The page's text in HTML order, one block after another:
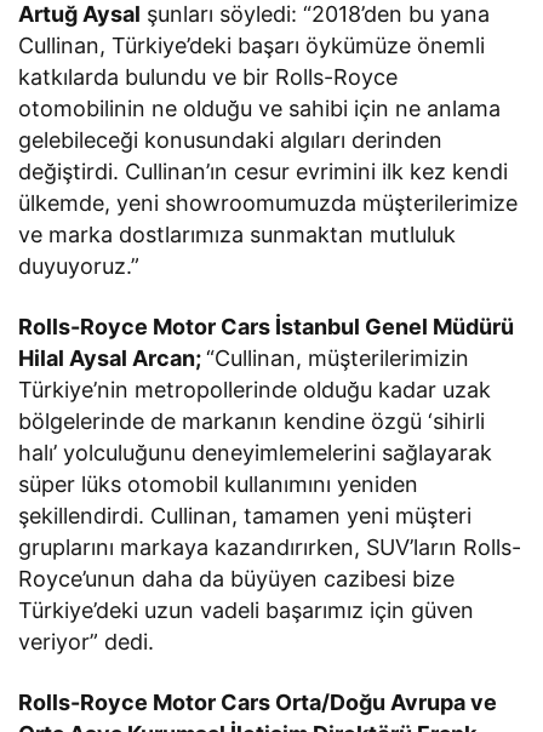
Artuğ Aysal şunları söyledi: “2018’den bu yana
Cullinan, Türkiye’deki başarı öykümüze önemli
katkılarda bulundu ve bir Rolls-Royce
otomobilinin ne olduğu ve sahibi için ne anlama
gelebileceği konusundaki algıları derinden
değiştirdi. Cullinan’ın cesur evrimini ilk kez kendi
ülkemde, yeni showroomumuzda müşterilerimize
ve marka dostlarımıza sunmaktan mutluluk
duyuyoruz.”
Rolls-Royce Motor Cars İstanbul Genel Müdürü
Hilal Aysal Arcan;“Cullinan, müşterilerimizin
Türkiye’nin metropollerinde olduğu kadar uzak
bölgelerinde de markanın kendine özgü ‘sihirli
halı’ yolculuğunu deneyimlemelerini sağlayarak
süper lüks otomobil kullanımını yeniden
şekillendirdi. Cullinan, tamamen yeni müşteri
gruplarını markaya kazandırırken, SUV’ların Rolls-
Royce’unun daha da büyüyen cazibesi bize
Türkiye’deki uzun vadeli başarımız için güven
veriyor” dedi.
Rolls-Royce Motor Cars Orta/Doğu Avrupa ve